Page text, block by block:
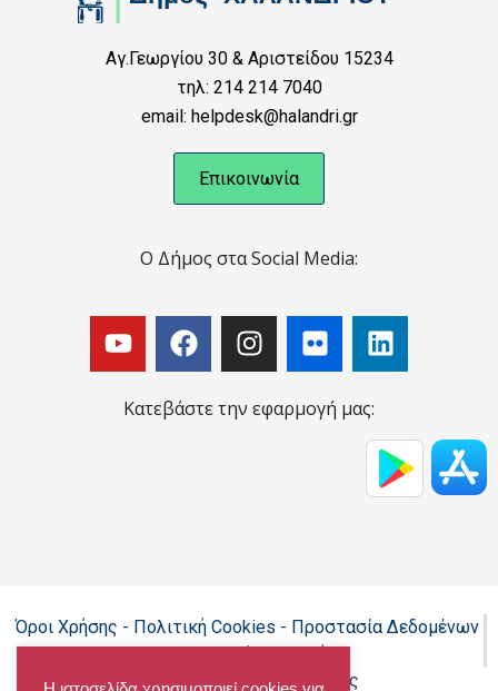
Αγ.Γεωργίου 30 & Αριστείδου 15234
τηλ: 214 214 7040
email: helpdesk@halandri.gr
Επικοινωνία
Ο Δήμος στα Social Media:
Κατεβάστε την εφαρμογή μας:
Όροι Χρήσης - Πολιτική Cookies - Προστασία Δεδομένων
Προσωπικού Χαρακτήρα
Δήλωση προσβασιμότητας